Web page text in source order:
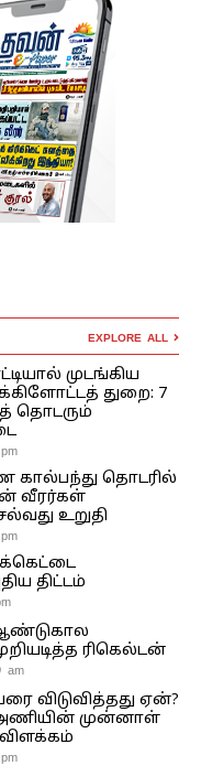
EXPLORE ALL
முடங்கிய
துறை: 7
தொடரும்
தொடரில்
வீரர்கள்
உறுதி
திட்டம்
ரிகெல்டன்
am
விடுவித்தது ஏன்?
முன்னாள்
விளக்கம்